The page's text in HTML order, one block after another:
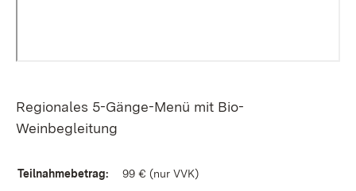
Regionales 5-Gänge-Menü mit Bio-
Weinbegleitung
Teilnahmebetrag: 99 € (nur VVK)